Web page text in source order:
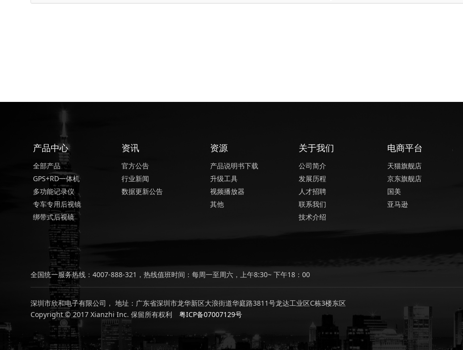
产品中心
全部产品
GPS+RD一体机
多功能记录仪
专车专用后视镜
绑带式后视镜
资讯
官方公告
行业新闻
数据更新公告
资源
产品说明书下载
升级工具
视频播放器
其他
关于我们
公司简介
发展历程
人才招聘
联系我们
技术介绍
电商平台
天猫旗舰店
京东旗舰店
国美
亚马逊
全国统一服务热线：4007-888-321，热线值班时间：每周一至周六，上午8:30~ 下午18：00
深圳市欣和电子有限公司， 地址：广东省深圳市龙华新区大浪街道华庭路3811号龙达工业区C栋3楼东区
Copyright © 2017 Xianzhi Inc. 保留所有权利
粤ICP备07007129号